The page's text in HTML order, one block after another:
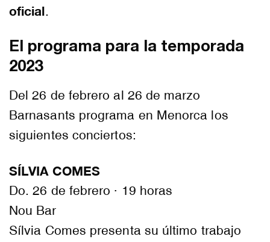
oficial.
El programa para la temporada
2023
Del 26 de febrero al 26 de marzo
Barnasants programa en Menorca los
siguientes conciertos:
SÍLVIA COMES
Do. 26 de febrero · 19 horas
Nou Bar
Sílvia Comes presenta su último trabajo